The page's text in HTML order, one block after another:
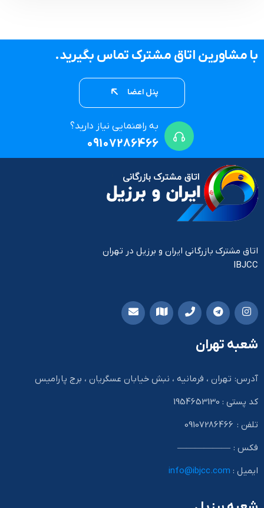
با مشاورین اتاق مشترک تماس بگیرید.
پنل اعضا
به راهنمایی نیاز دارید؟
09107286466
اتاق مشترک بازرگانی ایران و برزیل در تهران
IBJCC
شعبه تهران
آدرس: تهران ، فرمانیه ، نبش خیابان عسگریان ، برج پارامیس
کد پستی : 1954653130
تلفن : 09107286466
فکس : ——————
ایمیل : info@ibjcc.com